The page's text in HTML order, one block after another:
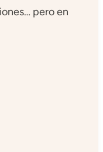
pero en